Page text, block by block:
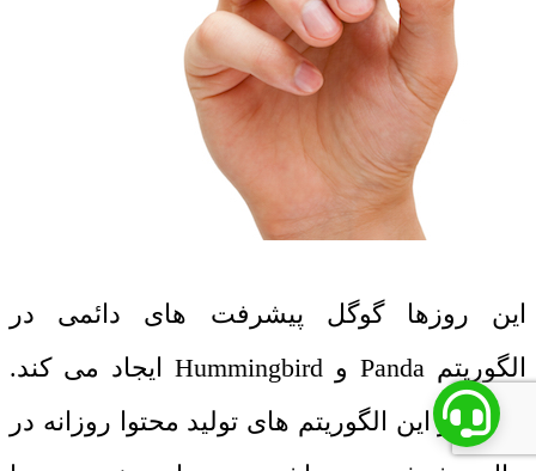
این روزها گوگل پیشرفت های دائمی در
الگوریتم Panda و Hummingbird ایجاد می کند.
علاوه بر این الگوریتم های تولید محتوا روزانه در